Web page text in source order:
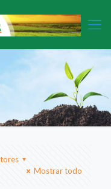
Mostrar todo